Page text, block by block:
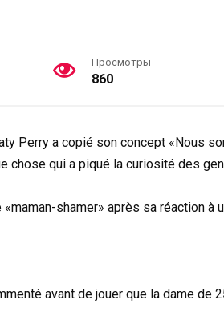
Просмотры
860
Perry a copié son concept «Nous
chose qui a piqué la curiosité des
shamer» après sa réaction à
avant de jouer que la dame